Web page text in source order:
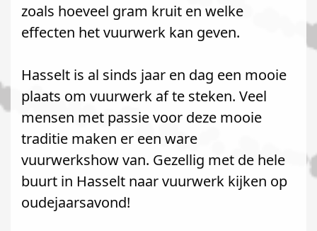
zoals hoeveel gram kruit en welke
effecten het vuurwerk kan geven.
Hasselt is al sinds jaar en dag een mooie
plaats om vuurwerk af te steken. Veel
mensen met passie voor deze mooie
traditie maken er een ware
vuurwerkshow van. Gezellig met de hele
buurt in Hasselt naar vuurwerk kijken op
oudejaarsavond!